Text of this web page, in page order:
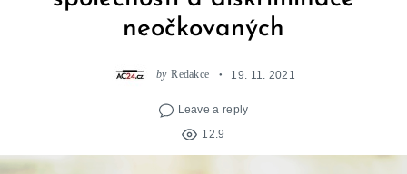
neočkovaných
by Redakce 19. 11. 2021
Leave a reply
12.9